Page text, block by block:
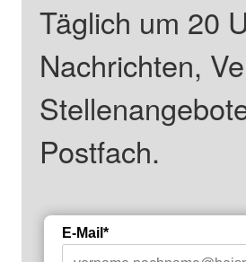
Täglich um 20
Nachrichten,
Postfach.
E-Mail*